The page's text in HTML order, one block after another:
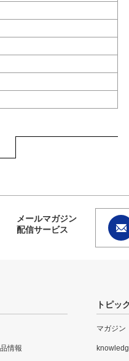
メールマガジン
配信サービス
情報
トピック
マガジン